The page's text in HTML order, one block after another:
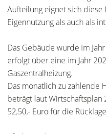
Aufteilung eignet sich
Eigennutzung als auch als
Das Gebäude wurde im
erfolgt über eine im Jahr
Gaszentralheizung.
Das monatlich zu zahlende
beträgt laut Wirtschaftsplan
52,50,- Euro für die